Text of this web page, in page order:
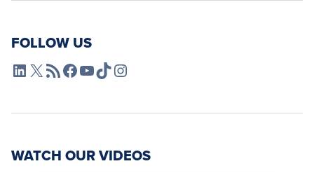
FOLLOW US
L4SB LinkedIn
X L4SB RSS FeedL4SB Facebook
L4SB YouTube
TikTokInstagram
WATCH OUR VIDEOS